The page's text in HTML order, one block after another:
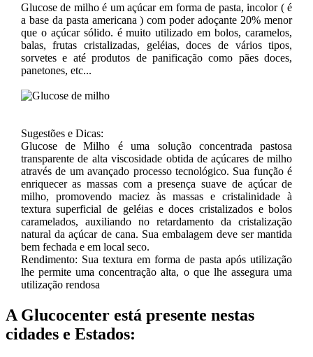
Glucose de milho é um açúcar em forma de pasta, incolor ( é
a base da pasta americana ) com poder adoçante 20% menor
que o açúcar sólido. é muito utilizado em bolos, caramelos,
balas, frutas cristalizadas, geléias, doces de vários tipos,
sorvetes e até produtos de panificação como pães doces,
panetones, etc...
Sugestões e Dicas:
Glucose de Milho é uma solução concentrada pastosa
transparente de alta viscosidade obtida de açúcares de milho
através de um avançado processo tecnológico. Sua função é
enriquecer as massas com a presença suave de açúcar de
milho, promovendo maciez às massas e cristalinidade à
textura superficial de geléias e doces cristalizados e bolos
caramelados, auxiliando no retardamento da cristalização
natural da açúcar de cana. Sua embalagem deve ser mantida
bem fechada e em local seco.
Rendimento: Sua textura em forma de pasta após utilização
lhe permite uma concentração alta, o que lhe assegura uma
utilização rendosa
A Glucocenter está presente nestas
cidades e Estados: